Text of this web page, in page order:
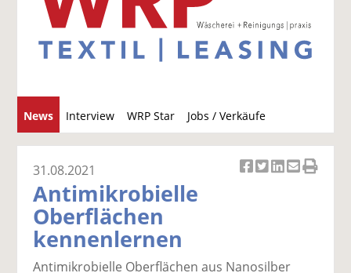
News Interview WRP Star Jobs / Verkäufe
u
c
31.08.2021
Antimikrobielle
Oberflächen
kennenlernen
Antimikrobielle Oberflächen aus Nanosilber